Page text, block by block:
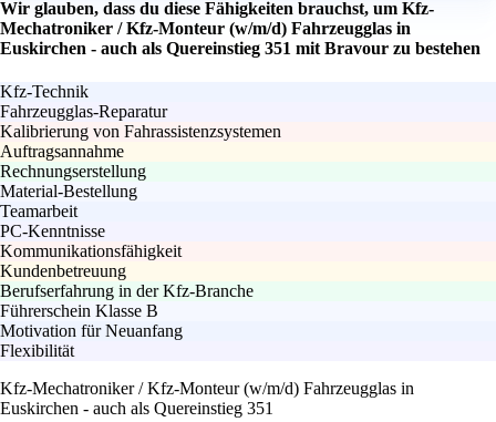
Wir glauben, dass du diese Fähigkeiten brauchst, um Kfz-
Mechatroniker / Kfz-Monteur (w/m/d) Fahrzeugglas in
Euskirchen - auch als Quereinstieg 351 mit Bravour zu bestehen
Kfz-Technik
Fahrzeugglas-Reparatur
Kalibrierung von Fahrassistenzsystemen
Auftragsannahme
Rechnungserstellung
Material-Bestellung
Teamarbeit
PC-Kenntnisse
Kommunikationsfähigkeit
Kundenbetreuung
Berufserfahrung in der Kfz-Branche
Führerschein Klasse B
Motivation für Neuanfang
Flexibilität
Kfz-Mechatroniker / Kfz-Monteur (w/m/d) Fahrzeugglas in
Euskirchen - auch als Quereinstieg 351